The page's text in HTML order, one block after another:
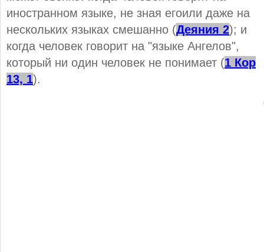
иностранном языке, не зная егоили даже на
нескольких языках смешанно (Деяния 2); и
когда человек говорит на "языке Ангелов",
который ни один человек не понимает (1 Кор
13, 1).